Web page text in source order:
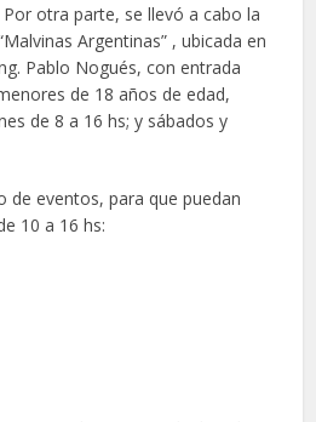
otra parte, se llevó a cabo la
Argentinas” , ubicada en
Pablo Nogués, con entrada
de 18 años de edad,
de 8 a 16 hs; y sábados y
de eventos, para que puedan
10 a 16 hs: